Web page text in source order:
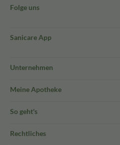
Folge uns
Sanicare App
Unternehmen
Meine Apotheke
So geht's
Rechtliches